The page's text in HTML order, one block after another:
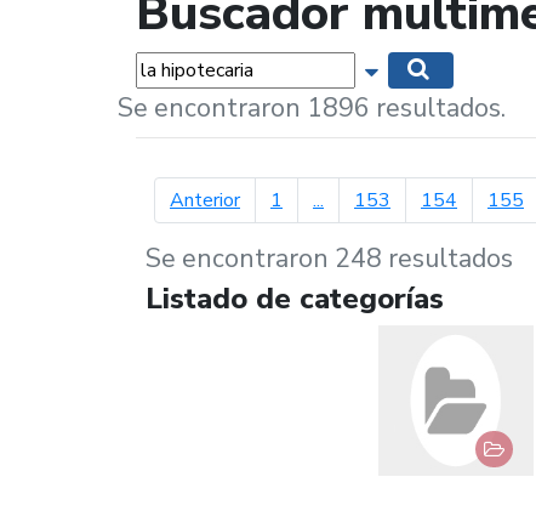
Buscador
Palabras... Mostrar opciones
Se encontraron 1896 resultados.
Anteriorpágina anterior
1 ... 153 154 155
Se encontraron 248 resultados
Listado de categorías